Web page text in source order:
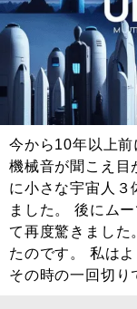
今から10年以上前
機械音が聞こえ目
に小さな宇宙人３
ました。 後にム
て再度驚きました
たのです。 私は
その時の一回切り